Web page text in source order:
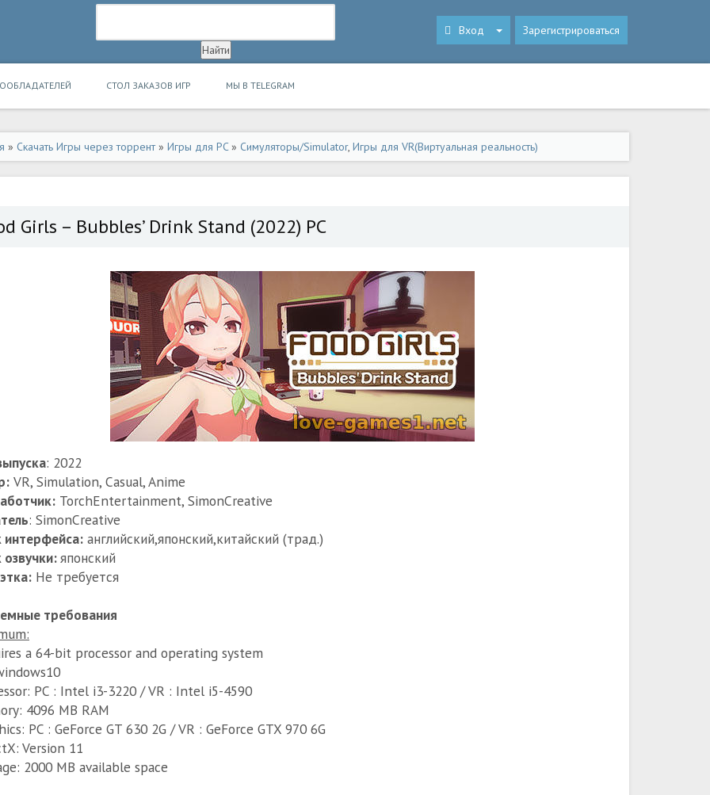
Вход Зарегистрироваться
СТОЛ ЗАКАЗОВ ИГР МЫ В TELEGRAM
» Скачать Игры через торрент» Игры для PC» Симуляторы/Simulator, Игры для VR(Виртуальная реальность)
Girls – Bubbles’ Drink Stand (2022) PC
: 2022
VR, Simulation, Casual, Anime
TorchEntertainment, SimonCreative
: SimonCreative
интерфейса: английский,японский,китайский (трад.)
японский
Не требуется
требования
a 64-bit processor and operating system
PC : Intel i3-3220 / VR : Intel i5-4590
4096 MB RAM
PC : GeForce GT 630 2G / VR : GeForce GTX 970 6G
Version 11
2000 MB available space